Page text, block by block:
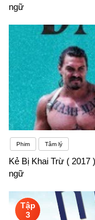
ngữ
Phim Tâm lý
Kẻ Bị Khai Trừ ( 2017
ngữ
Tập
3